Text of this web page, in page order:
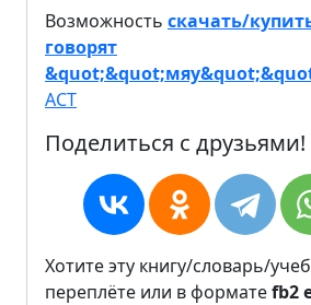
Возможность скачать/
говорят
АСТ
Поделиться с друзьями!
Хотите эту книгу/словарь/
переплёте или в форматеfb2